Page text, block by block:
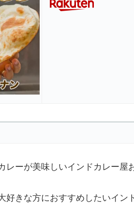
レーが美味しいインドカレー屋
好きな方におすすめしたいイン